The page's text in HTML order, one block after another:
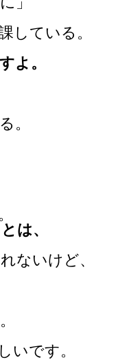
している。
よ。
。
は、
ないけど、
いです。